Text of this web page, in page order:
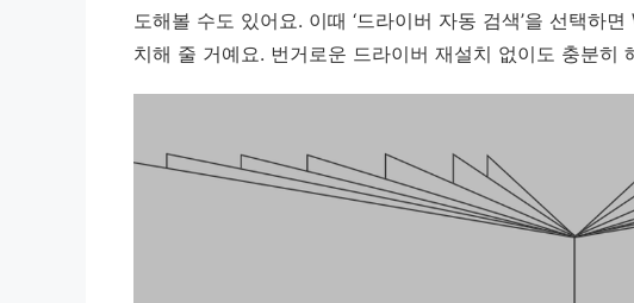
도해볼 수도 있어요. 이때 ‘드라이버 자동 검색’을 선택하
치해 줄 거예요. 번거로운 드라이버 재설치 없이도 충분히